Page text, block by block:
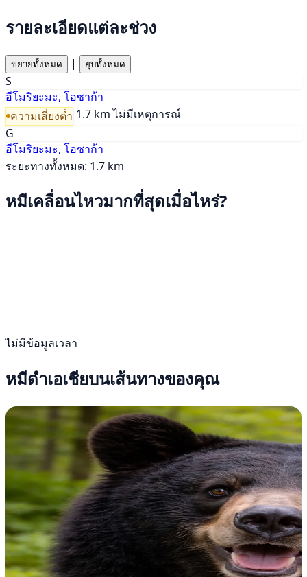
รายละเอียดแต่ละช่วง
ขยายทั้งหมด | ยุบทั้งหมด
S
อีโมริยะมะ, โอซาก้า
ความเสี่ยงต่ำ 1.7 km ไม่มีเหตุการณ์
G
อีโมริยะมะ, โอซาก้า
ระยะทางทั้งหมด: 1.7 km
หมีเคลื่อนไหวมากที่สุดเมื่อไหร่?
ไม่มีข้อมูลเวลา
หมีดำเอเชียบนเส้นทางของคุณ